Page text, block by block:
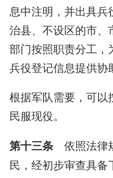
息中注明，并出具兵
治县、不设区的市、
部门按照职责分工，
兵役登记信息提供协
根据军队需要，可以
民服现役。
第十三条 依照法律
民，经初步审查具备